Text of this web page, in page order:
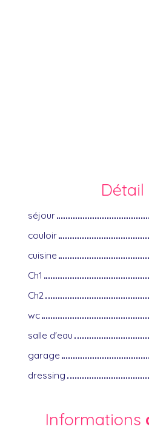
Détail
séjour
couloir
cuisine
Ch1
Ch2
wc
salle d'eau
garage
dressing
Informations